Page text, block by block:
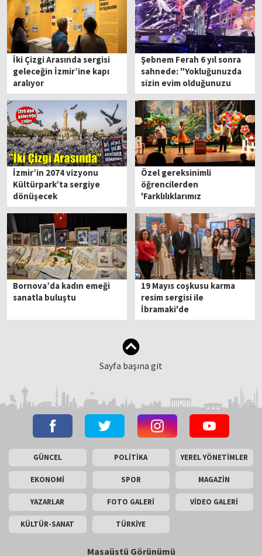
İki Çizgi Arasında sergisi
geleceğin İzmir’ine kapı
aralıyor
Şebnem Ferah 6 yıl sonra
sahnede: "Yokluğunuzda
sizin evim olduğunuzu
anladım"
İzmir’in 2074 vizyonu
Kültürpark’ta sergiye
dönüşecek
Özel gereksinimli
öğrencilerden
'Farklılıklarımız
Zenginliğimiz' tiyatro
oyunu
Bornova’da kadın emeği
sanatla buluştu
19 Mayıs coşkusu karma
resim sergisi ile
İbramaki'de
Sayfa başına git
GÜNCEL POLİTİKA YEREL YÖNETİMLER
EKONOMİ SPOR MAGAZİN
YAZARLAR FOTO GALERİ VİDEO GALERİ
KÜLTÜR-SANAT TÜRKİYE
Masaüstü Görünümü